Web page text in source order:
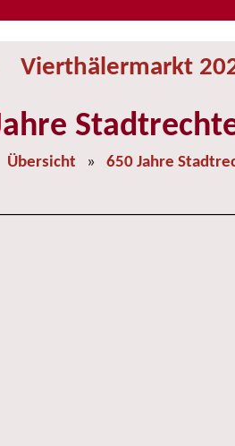
Vierthälermarkt
Übersicht » 650 Jahre